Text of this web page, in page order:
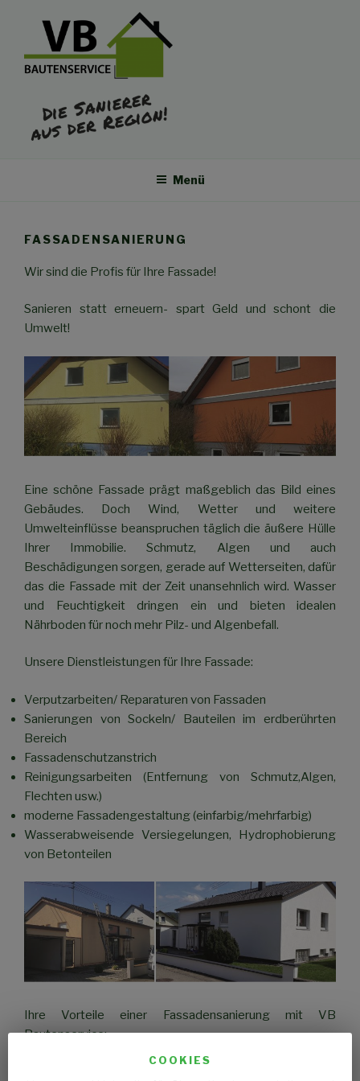
Menü
FASSADENSANIERUNG
Wir sind die Profis für Ihre Fassade!
Sanieren statt erneuern- spart Geld und schont die
Umwelt!
Eine schöne Fassade prägt maßgeblich das Bild eines
Gebäudes. Doch Wind, Wetter und weitere
Umwelteinflüsse beanspruchen täglich die äußere Hülle
Ihrer Immobilie. Schmutz, Algen und auch
Beschädigungen sorgen, gerade auf Wetterseiten, dafür
das die Fassade mit der Zeit unansehnlich wird. Wasser
und Feuchtigkeit dringen ein und bieten idealen
Nährboden für noch mehr Pilz- und Algenbefall.
Unsere Dienstleistungen für Ihre Fassade:
Verputzarbeiten/ Reparaturen von Fassaden
Sanierungen von Sockeln/ Bauteilen im erdberührten
Bereich
Fassadenschutzanstrich
Reinigungsarbeiten (Entfernung von Schmutz,Algen,
Flechten usw.)
moderne Fassadengestaltung (einfarbig/mehrfarbig)
Wasserabweisende Versiegelungen, Hydrophobierung
von Betonteilen
Ihre Vorteile einer Fassadensanierung mit VB
Bautenservice:
COOKIES